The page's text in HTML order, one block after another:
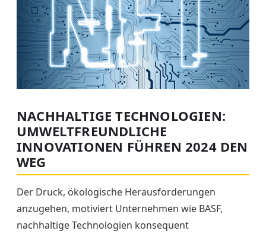
NACHHALTIGE TECHNOLOGIEN:
UMWELTFREUNDLICHE
INNOVATIONEN FÜHREN 2024 DEN
WEG
Der Druck, ökologische Herausforderungen
anzugehen, motiviert Unternehmen wie BASF,
nachhaltige Technologien konsequent